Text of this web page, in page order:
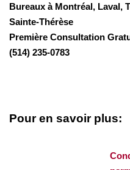
Bureaux à Montréal, Laval,
Sainte-Thérèse
Première Consultation
(514) 235-0783
Pour en savoir plus: